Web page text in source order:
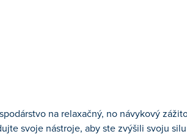
na relaxačný, no návykový
svoje nástroje, aby ste zvýšili svoju silu